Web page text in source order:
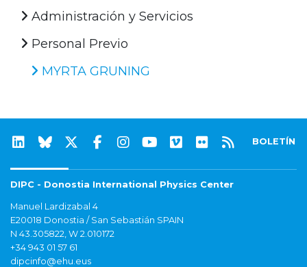
Administración y Servicios
Personal Previo
MYRTA GRUNING
BOLETÍN
DIPC - Donostia International Physics Center
Manuel Lardizabal 4
E20018 Donostia / San Sebastián SPAIN
N 43.305822, W 2.010172
+34 943 01 57 61
dipcinfo@ehu.eus